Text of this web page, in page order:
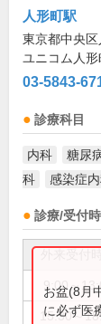
人形町駅
東京都中央
ユニコム人
03-5843-
診療科目
内科 糖尿
科
感染症
診療/受付
9:00～
15:30～
お盆(8月
に必ず医